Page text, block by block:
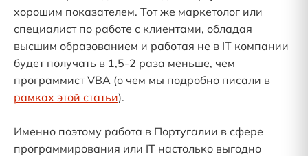
хорошим показателем. Тот же маркетолог или
специалист по работе с клиентами, обладая
высшим образованием и работая не в IT компании
будет получать в 1,5-2 раза меньше, чем
программист VBA (о чем мы подробно писали в
рамках этой статьи).
Именно поэтому работа в Португалии в сфере
программирования или IT настолько выгодно